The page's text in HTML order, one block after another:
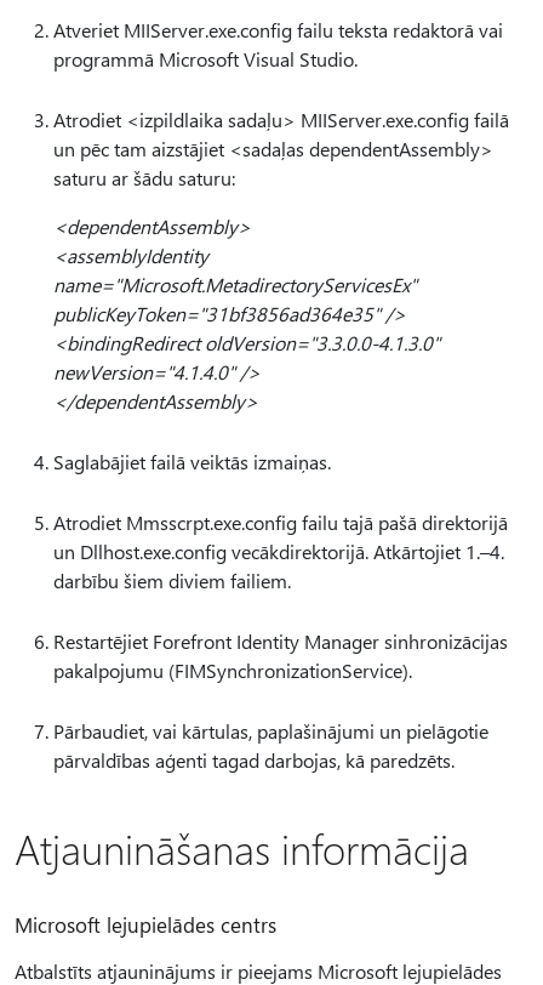
Atveriet MIIServer.exe.config failu teksta redaktorā vai
programmā Microsoft Visual Studio.
Atrodiet <izpildlaika sadaļu> MIIServer.exe.config failā
un pēc tam aizstājiet <sadaļas dependentAssembly>
saturu ar šādu saturu:
<dependentAssembly>
<assemblyIdentity
name="Microsoft.MetadirectoryServicesEx"
publicKeyToken="31bf3856ad364e35" />
<bindingRedirect oldVersion="3.3.0.0-4.1.3.0"
newVersion="4.1.4.0" />
</dependentAssembly>
Saglabājiet failā veiktās izmaiņas.
Atrodiet Mmsscrpt.exe.config failu tajā pašā direktorijā
un Dllhost.exe.config vecākdirektorijā. Atkārtojiet 1.–4.
darbību šiem diviem failiem.
Restartējiet Forefront Identity Manager sinhronizācijas
pakalpojumu (FIMSynchronizationService).
Pārbaudiet, vai kārtulas, paplašinājumi un pielāgotie
pārvaldības aģenti tagad darbojas, kā paredzēts.
Atjaunināšanas informācija
Microsoft lejupielādes centrs
Atbalstīts atjauninājums ir pieejams Microsoft lejupielādes